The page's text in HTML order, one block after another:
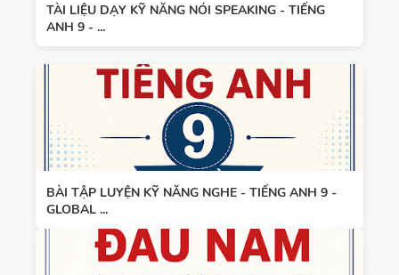
TÀI LIỆU DẠY KỸ NĂNG NÓI SPEAKING - TIẾNG
ANH 9 - ...
BÀI TẬP LUYỆN KỸ NĂNG NGHE - TIẾNG ANH 9 -
GLOBAL ...